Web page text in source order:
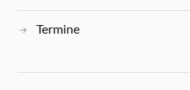
Termine